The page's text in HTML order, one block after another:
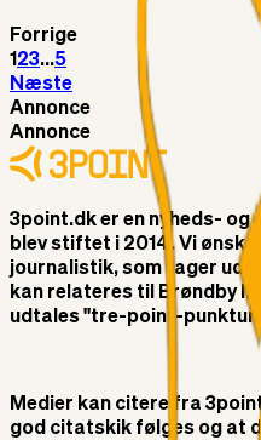
Forrige
1 23...5
Næste
Annonce
Annonce
3point.dk er en nyheds- og
blev stiftet i 2014. Vi
journalistik, som tager
kan relateres til Brøndby
udtales "tre-point-
Medier kan citere fra
god citatskik følges og at